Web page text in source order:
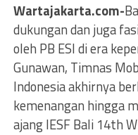
Wartajakarta.com-
dukungan dan juga
oleh PB ESI di era
Gunawan, Timnas
Indonesia akhirnya
kemenangan hingga
ajang IESF Bali 14th